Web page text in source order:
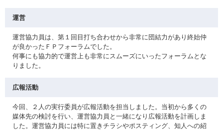
運営
運営協力員は、第１回目打ち合わせから非常に団結力があり終始仲
が良かったＦＰフォーラムでした。
何事にも協力的で運営上も非常にスムーズにいったフォーラムとな
りました。
広報活動
今回、２人の実行委員が広報活動を担当しました。当初から多くの
媒体先の検討を行い、運営協力員と一緒になり広報活動を計画しま
した。運営協力員には特に置きチラシやポスティング、知人への紹